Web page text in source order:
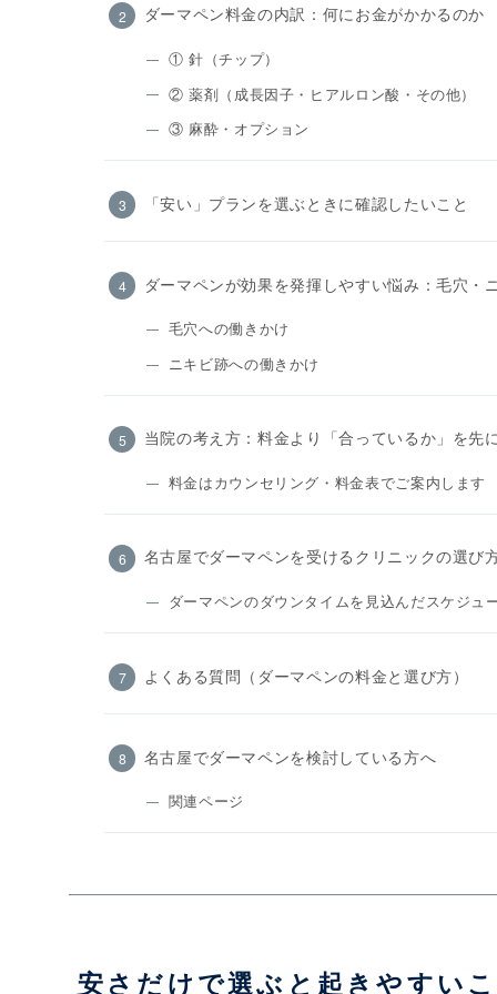
ダーマペン料金の内訳：何にお金がかかるのか
① 針（チップ）
② 薬剤（成長因子・ヒアルロン酸・その他）
③ 麻酔・オプション
「安い」プランを選ぶときに確認したいこと
ダーマペンが効果を発揮しやすい悩み：毛穴・
毛穴への働きかけ
ニキビ跡への働きかけ
当院の考え方：料金より「合っているか」を先
料金はカウンセリング・料金表でご案内します
名古屋でダーマペンを受けるクリニックの選び
ダーマペンのダウンタイムを見込んだスケジュ
よくある質問（ダーマペンの料金と選び方）
名古屋でダーマペンを検討している方へ
関連ページ
安さだけで選ぶと起きやすいこ